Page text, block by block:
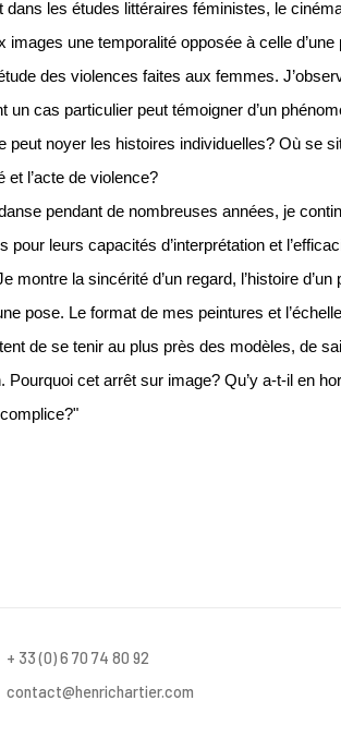
dans les études littéraires féministes, le
images une temporalité opposée à celle d’une
des violences faites aux femmes.
un cas particulier peut témoigner d’un
peut noyer les histoires individuelles? Où se
et l’acte de violence?
pendant de nombreuses années, je
pour leurs capacités d’interprétation et
montre la sincérité d’un regard, l’histoire
pose. Le format de mes peintures et
de se tenir au plus près des modèles, de
Pourquoi cet arrêt sur image? Qu’y a-t-il en
+ 33 (0) 6 70 74 80 92
contact@henrichartier.com